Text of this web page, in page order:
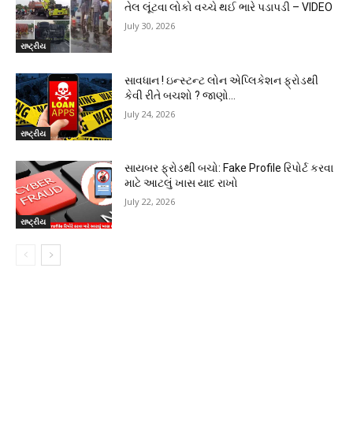
રાષ્ટ્રીય
તેલ લૂંટવા લોકો વચ્ચે થઈ ભારે પડાપડી – VIDEO
July 30, 2026
રાષ્ટ્રીય
સાવધાન ! ઇન્સ્ટન્ટ લોન એપ્લિકેશન ફ્રોડથી
કેવી રીતે બચશો ? જાણો…
July 24, 2026
રાષ્ટ્રીય
સાયબર ફ્રોડથી બચો: Fake Profile રિપોર્ટ કરવા
માટે આટલું ખાસ યાદ રાખો
July 22, 2026